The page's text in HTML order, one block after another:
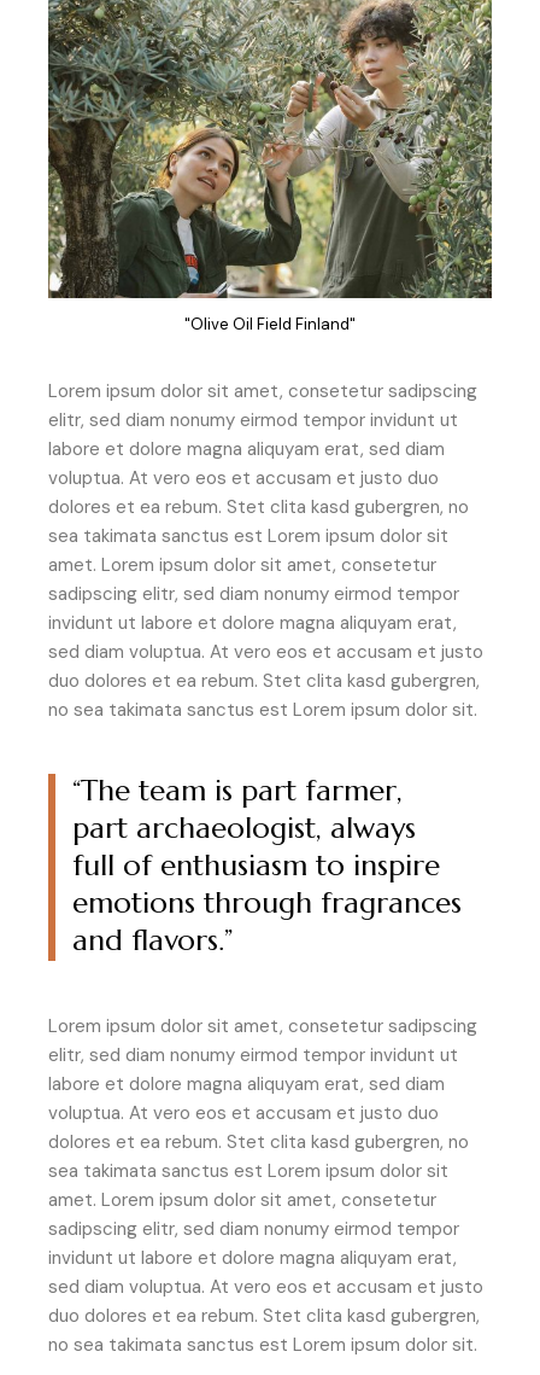
"Olive Oil Field Finland"
Lorem ipsum dolor sit amet, consetetur sadipscing
elitr, sed diam nonumy eirmod tempor invidunt ut
labore et dolore magna aliquyam erat, sed diam
voluptua. At vero eos et accusam et justo duo
dolores et ea rebum. Stet clita kasd gubergren, no
sea takimata sanctus est Lorem ipsum dolor sit
amet. Lorem ipsum dolor sit amet, consetetur
sadipscing elitr, sed diam nonumy eirmod tempor
invidunt ut labore et dolore magna aliquyam erat,
sed diam voluptua. At vero eos et accusam et justo
duo dolores et ea rebum. Stet clita kasd gubergren,
no sea takimata sanctus est Lorem ipsum dolor sit.
“The team is part farmer,
part archaeologist, always
full of enthusiasm to inspire
emotions through fragrances
and flavors.”
Lorem ipsum dolor sit amet, consetetur sadipscing
elitr, sed diam nonumy eirmod tempor invidunt ut
labore et dolore magna aliquyam erat, sed diam
voluptua. At vero eos et accusam et justo duo
dolores et ea rebum. Stet clita kasd gubergren, no
sea takimata sanctus est Lorem ipsum dolor sit
amet. Lorem ipsum dolor sit amet, consetetur
sadipscing elitr, sed diam nonumy eirmod tempor
invidunt ut labore et dolore magna aliquyam erat,
sed diam voluptua. At vero eos et accusam et justo
duo dolores et ea rebum. Stet clita kasd gubergren,
no sea takimata sanctus est Lorem ipsum dolor sit.